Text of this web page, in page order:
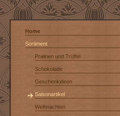
Home
Sortiment
Pralinen und Trüffel
Schokolade
Geschenkideen
Saisonartikel
Weihnachten